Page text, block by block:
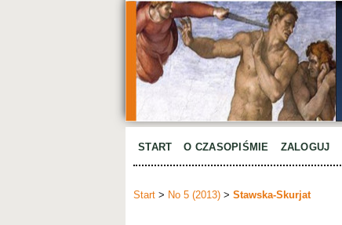
START O CZASOPIŚMIE ZALOGUJ
Start > No 5 (2013) > Stawska-Skurjat